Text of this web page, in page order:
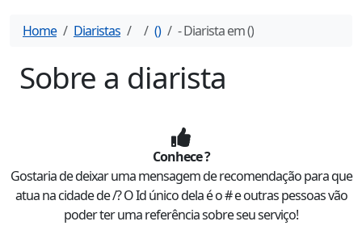
Home Diaristas () - Diarista em()
Sobre a diarista
Conhece?
Gostaria de deixar uma mensagem de recomendação paraque
atua na cidade de/? O Id único dela é o #e outras pessoas vão
poder ter uma referência sobre seu serviço!